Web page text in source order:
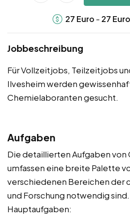
27 Euro - 27 Euro
Jobbeschreibung
Für Vollzeitjobs, Teilzeitjobs
Ilvesheim werden
Chemielaboranten gesucht.
Aufgaben
Die detaillierten Aufgaben
umfassen eine breite Palette
verschiedenen Bereichen der
und Forschung notwendig
Hauptaufgaben: